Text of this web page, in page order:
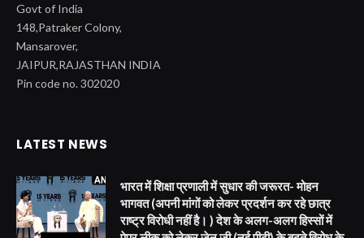
Govt of India
148,Patraker Colony,
Mansarover,
JAIPUR,RAJASTHAN INDIA
Pin code no. 302020
LATEST NEWS
भारत में शिक्षा प्रणाली में सुधार की जरूरत- मोहन
भागवत (अपनी मांगों को लेकर प्रदर्शन कर रहे छात्र
राष्ट्र विरोधी नहीं है। ) देश के अलग-अलग हिस्सों में